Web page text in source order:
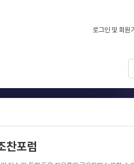
로그인 및 회원
포럼